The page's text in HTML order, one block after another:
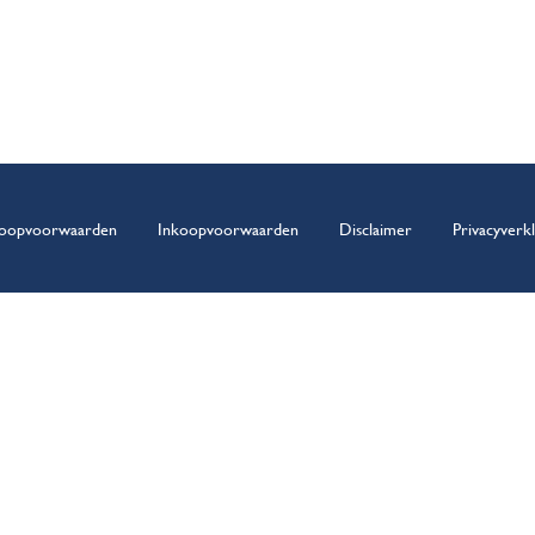
Inkoopvoorwaarden Disclaimer